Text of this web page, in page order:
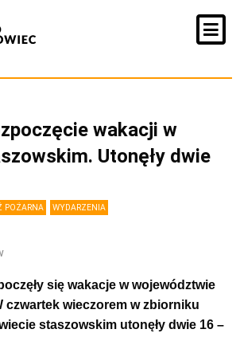
wakacji w
Utonęły dwie
POŻARNA WYDARZENIA
się wakacje w województwie
czwartek wieczorem w zbiorniku
staszowskim utonęły dwie 16 –